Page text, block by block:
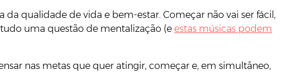
da qualidade de vida e bem-estar. Começar não vai ser fácil,
uma questão de mentalização (e estas músicas podem
nas metas que quer atingir, começar e, em simultâneo,